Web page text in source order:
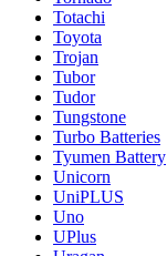
Totachi
Toyota
Trojan
Tubor
Tudor
Tungstone
Turbo Batteries
Tyumen Battery
Unicorn
UniPLUS
Uno
UPlus